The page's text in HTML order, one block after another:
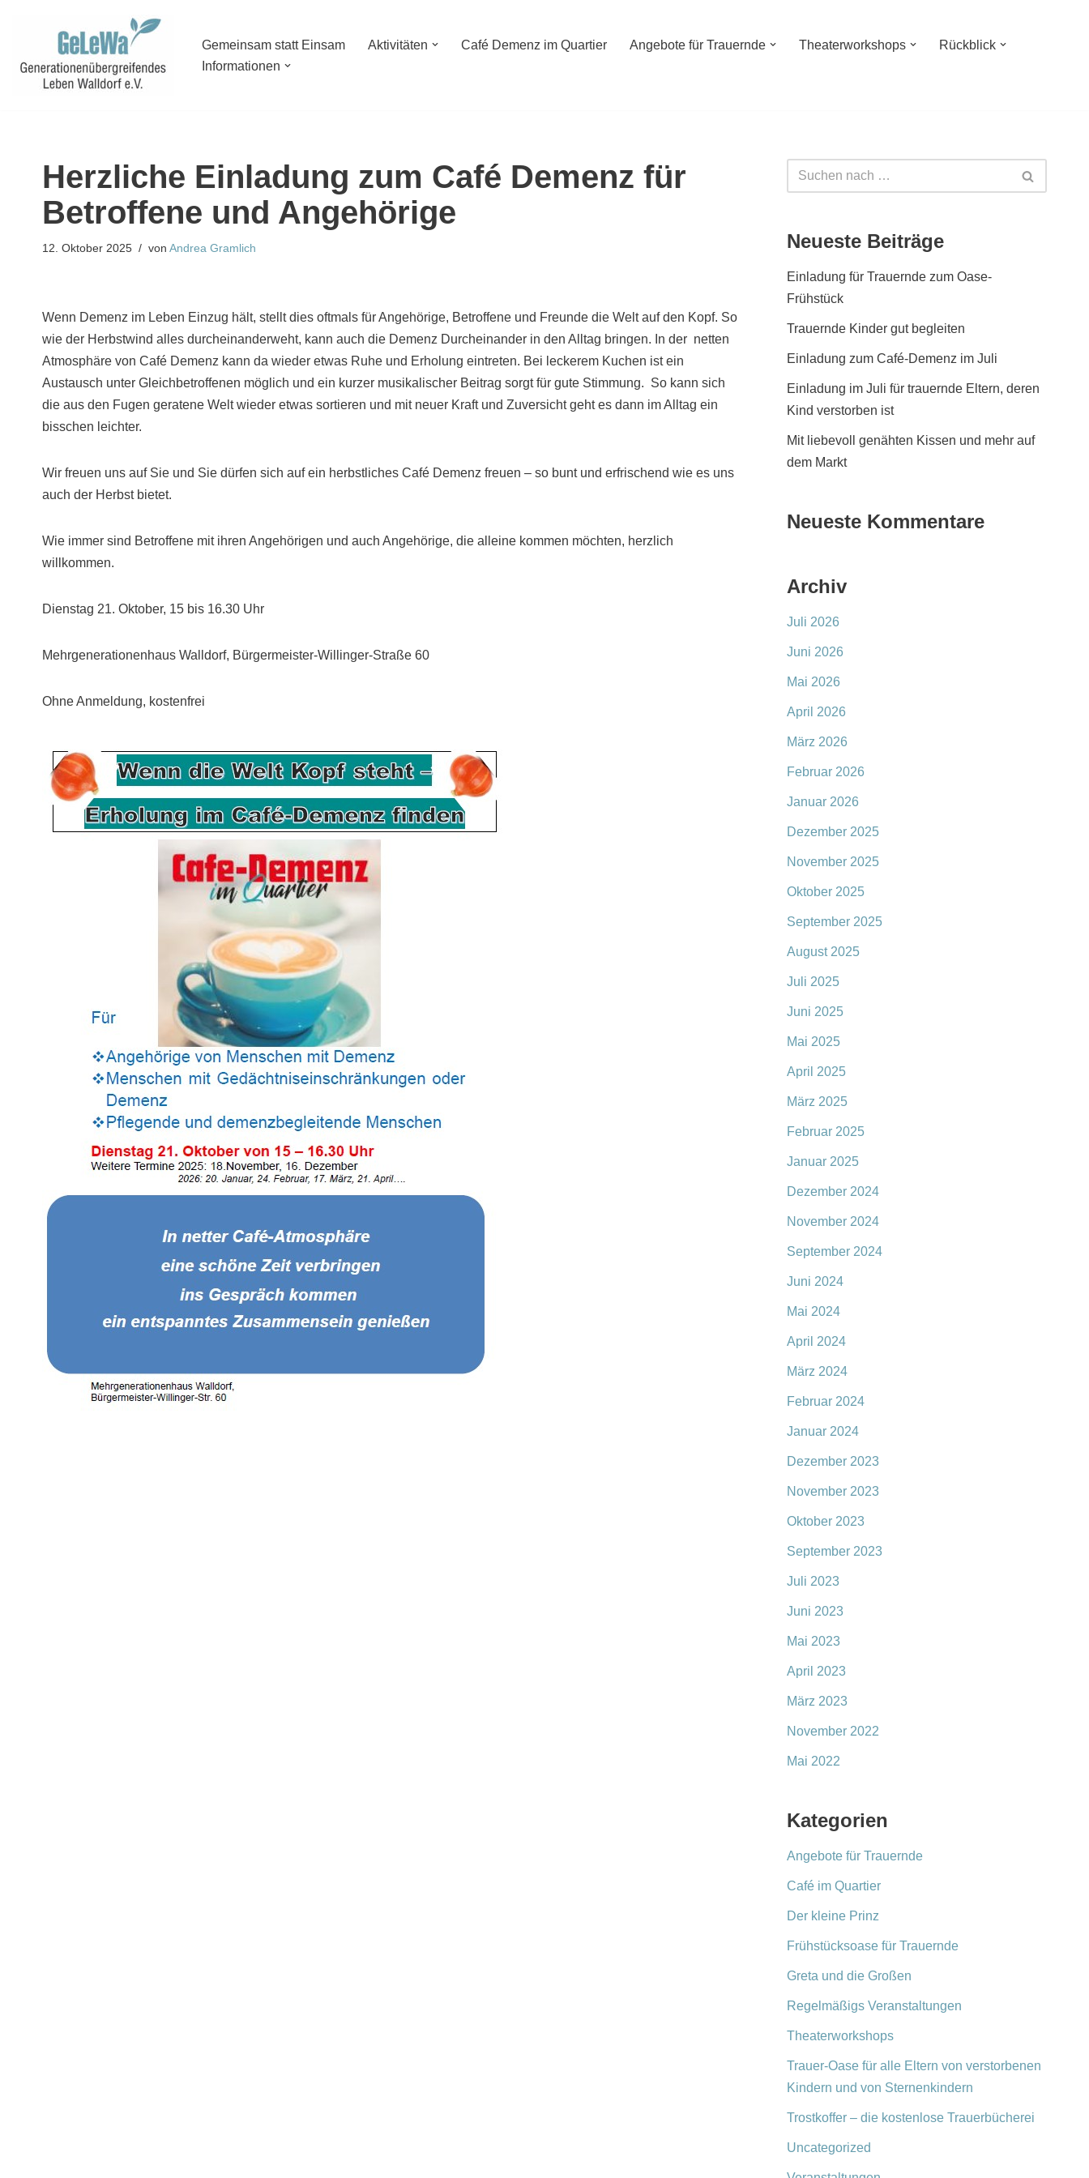
Inhalt
springen
Gemeinsam statt Einsam Aktivitäten Café Demenz im Quartier Angebote für Trauernde Theaterworkshops
Rückblick
Informationen
Herzliche Einladung zum Café Demenz für
Betroffene und Angehörige
12. Oktober 2025 von Andrea Gramlich
Wenn Demenz im Leben Einzug hält, stellt dies oftmals für Angehörige, Betroffene und Freunde die Welt auf den Kopf. So
wie der Herbstwind alles durcheinanderweht, kann auch die Demenz Durcheinander in den Alltag bringen. In der netten
Atmosphäre von Café Demenz kann da wieder etwas Ruhe und Erholung eintreten. Bei leckerem Kuchen ist ein
Austausch unter Gleichbetroffenen möglich und ein kurzer musikalischer Beitrag sorgt für gute Stimmung. So kann sich
die aus den Fugen geratene Welt wieder etwas sortieren und mit neuer Kraft und Zuversicht geht es dann im Alltag ein
bisschen leichter.
Wir freuen uns auf Sie und Sie dürfen sich auf ein herbstliches Café Demenz freuen – so bunt und erfrischend wie es uns
auch der Herbst bietet.
Wie immer sind Betroffene mit ihren Angehörigen und auch Angehörige, die alleine kommen möchten, herzlich
willkommen.
Dienstag 21. Oktober, 15 bis 16.30 Uhr
Mehrgenerationenhaus Walldorf, Bürgermeister-Willinger-Straße 60
Ohne Anmeldung, kostenfrei
Neueste Beiträge
Einladung für Trauernde zum Oase-
Frühstück
Trauernde Kinder gut begleiten
Einladung zum Café-Demenz im Juli
Einladung im Juli für trauernde Eltern, deren
Kind verstorben ist
Mit liebevoll genähten Kissen und mehr auf
dem Markt
Neueste Kommentare
Archiv
Juli 2026
Juni 2026
Mai 2026
April 2026
März 2026
Februar 2026
Januar 2026
Dezember 2025
November 2025
Oktober 2025
September 2025
August 2025
Juli 2025
Juni 2025
Mai 2025
April 2025
März 2025
Februar 2025
Januar 2025
Dezember 2024
November 2024
September 2024
Juni 2024
Mai 2024
April 2024
März 2024
Februar 2024
Januar 2024
Dezember 2023
November 2023
Oktober 2023
September 2023
Juli 2023
Juni 2023
Mai 2023
April 2023
März 2023
November 2022
Mai 2022
Kategorien
Angebote für Trauernde
Café im Quartier
Der kleine Prinz
Frühstücksoase für Trauernde
Greta und die Großen
Regelmäßigs Veranstaltungen
Theaterworkshops
Trauer-Oase für alle Eltern von verstorbenen
Kindern und von Sternenkindern
Trostkoffer – die kostenlose Trauerbücherei
Uncategorized